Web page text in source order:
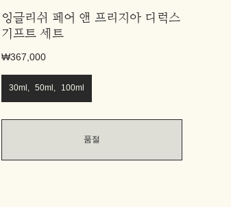
잉글리쉬 페어 앤 프리지아 디럭스
기프트 세트
₩367,000
30ml, 50ml, 100ml
품절